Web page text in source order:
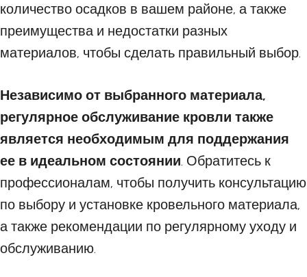
количество осадков в вашем районе, а также
преимущества и недостатки разных
материалов, чтобы сделать правильный выбор.
Независимо от выбранного материала,
регулярное обслуживание кровли также
является необходимым для поддержания
ее в идеальном состоянии. Обратитесь к
профессионалам, чтобы получить консультацию
по выбору и установке кровельного материала,
а также рекомендации по регулярному уходу и
обслуживанию.